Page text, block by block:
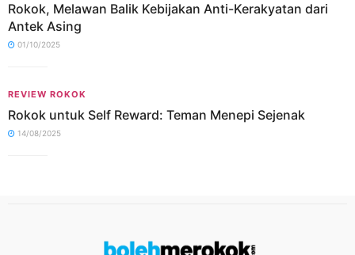
Rokok, Melawan Balik Kebijakan Anti-Kerakyatan dari
Antek Asing
01/10/2025
REVIEW ROKOK
Rokok untuk Self Reward: Teman Menepi Sejenak
14/08/2025